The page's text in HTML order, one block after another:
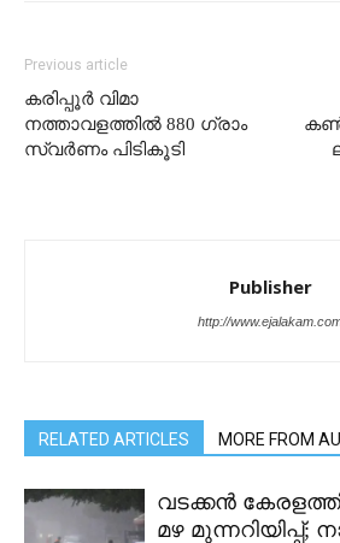
Previous article
ക​രി​പ്പൂ​ർ വി​മാ​
നത്താവളത്തിൽ 880 ഗ്രാം ​
സ്വ​ർ​ണം പി​ടി​കൂ​ടി
Publisher
http://
RELATED ARTICLES MORE FROM
വടക്കൻ
മഴ മുന്നറിയിപ്പ്;